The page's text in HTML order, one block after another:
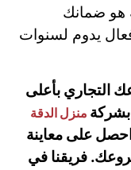
هو ضمانك
يدوم لسنوات
التجاري بأعلى
بشركة منزل الدقة
966533910940 واحصل على معاينة
فريقنا في